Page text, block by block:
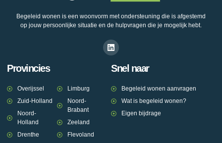
Begeleid wonen is een woonvorm met ondersteuning die is afgestemd
op jouw persoonlijke situatie en de hulpvragen die je mogelijk hebt.
Provincies
Overijssel
Zuid-Holland
Noord-
Holland
Drenthe
Limburg
Noord-
Brabant
Zeeland
Flevoland
Snel naar
Begeleid wonen aanvragen
Wat is begeleid wonen?
Eigen bijdrage